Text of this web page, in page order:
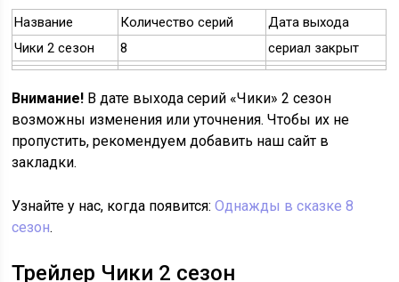
Название Количество серий
Дата выхода
Чики 2 сезон
8 сериал закрыт
Внимание! В дате выхода серий «Чики» 2 сезон
возможны изменения или уточнения. Чтобы их не
пропустить, рекомендуем добавить наш сайт в
закладки.
Узнайте у нас, когда появится:Однажды в сказке 8
сезон.
Трейлер Чики 2 сезон